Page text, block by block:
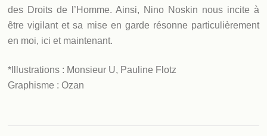
des Droits de l’Homme. Ainsi, Nino Noskin nous incite à
être vigilant et sa mise en garde résonne particulièrement
en moi, ici et maintenant.
*Illustrations : Monsieur U, Pauline Flotz
Graphisme : Ozan